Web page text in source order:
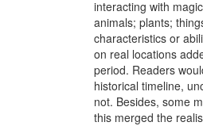
interacting with
animals; plants;
characteristics or
on real locations
period. Readers
historical timeline,
not. Besides, some
this merged the